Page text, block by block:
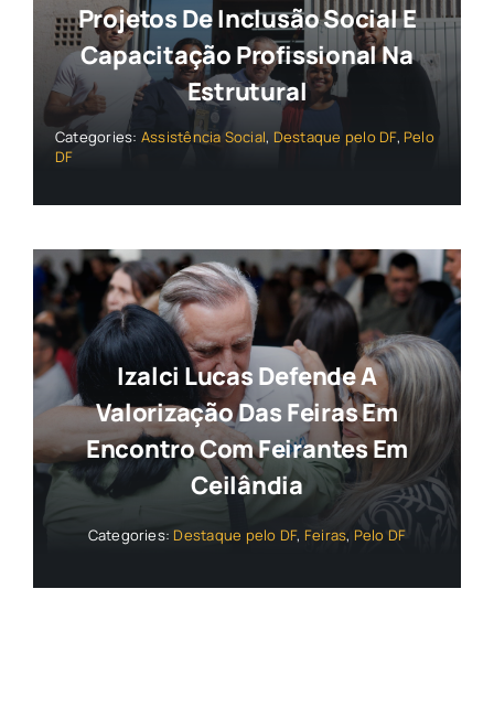
Projetos De Inclusão Social E
Capacitação Profissional Na
Estrutural
Categories: Assistência Social, Destaque pelo DF, Pelo
DF
Izalci Lucas Defende A
Valorização Das Feiras Em
Encontro Com Feirantes Em
Ceilândia
Categories: Destaque pelo DF, Feiras, Pelo DF